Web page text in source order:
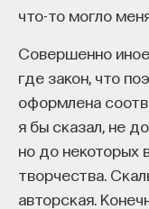
что-то могло
Совершенно
где закон, что
оформлена
я бы сказал, не
но до некоторых
творчества.
авторская.